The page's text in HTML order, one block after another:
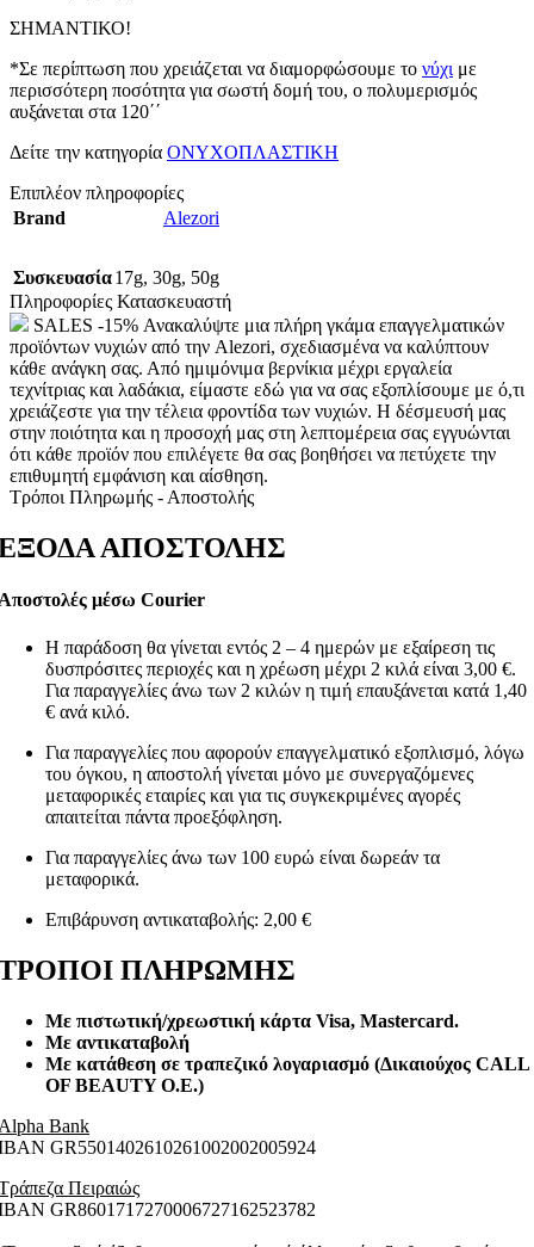
ΣΗΜΑΝΤΙΚΟ!
*Σε περίπτωση που χρειάζεται να διαμορφώσουμε το νύχι με
περισσότερη ποσότητα για σωστή δομή του, ο πολυμερισμός
αυξάνεται στα 120΄΄
Δείτε την κατηγορία ΟΝΥΧΟΠΛΑΣΤΙΚΗ
Επιπλέον πληροφορίες
Brand
Alezori
Συσκευασία17g, 30g, 50g
Πληροφορίες Κατασκευαστή
SALES -15% Ανακαλύψτε μια πλήρη γκάμα επαγγελματικών
προϊόντων νυχιών από την Alezori, σχεδιασμένα να καλύπτουν
κάθε ανάγκη σας. Από ημιμόνιμα βερνίκια μέχρι εργαλεία
τεχνίτριας και λαδάκια, είμαστε εδώ για να σας εξοπλίσουμε με ό,τι
χρειάζεστε για την τέλεια φροντίδα των νυχιών. Η δέσμευσή μας
στην ποιότητα και η προσοχή μας στη λεπτομέρεια σας εγγυώνται
ότι κάθε προϊόν που επιλέγετε θα σας βοηθήσει να πετύχετε την
επιθυμητή εμφάνιση και αίσθηση.
Τρόποι Πληρωμής - Αποστολής
ΑΠΟΣΤΟΛΗΣ
μέσω Courier
Η παράδοση θα γίνεται εντός 2 – 4 ημερών με εξαίρεση τις
δυσπρόσιτες περιοχές και η χρέωση μέχρι 2 κιλά είναι 3,00 €.
Για παραγγελίες άνω των 2 κιλών η τιμή επαυξάνεται κατά 1,40
€ ανά κιλό.
Για παραγγελίες που αφορούν επαγγελματικό εξοπλισμό, λόγω
του όγκου, η αποστολή γίνεται μόνο με συνεργαζόμενες
μεταφορικές εταιρίες και για τις συγκεκριμένες αγορές
απαιτείται πάντα προεξόφληση.
Για παραγγελίες άνω των 100 ευρώ είναι δωρεάν τα
μεταφορικά.
Επιβάρυνση αντικαταβολής: 2,00 €
ΠΛΗΡΩΜΗΣ
Με πιστωτική/χρεωστική κάρτα Visa, Mastercard.
Με αντικαταβολή
Με κατάθεση σε τραπεζικό λογαριασμό (Δικαιούχος CALL
OF BEAUTY O.E.)
Bank
GR5501402610261002002005924
Πειραιώς
GR8601717270006727162523782